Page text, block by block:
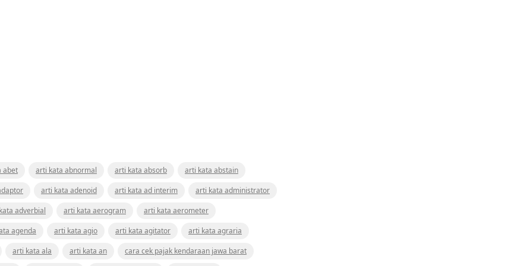
abet arti kata abnormal arti kata absorb
arti kata abstain
arti kata adenoid arti kata ad interim
arti kata administrator
adverbial arti kata aerogram
arti kata aerometer
agenda arti kata agio arti kata agitator
arti kata agraria
arti kata ala arti kata an
cara cek pajak kendaraan jawa barat